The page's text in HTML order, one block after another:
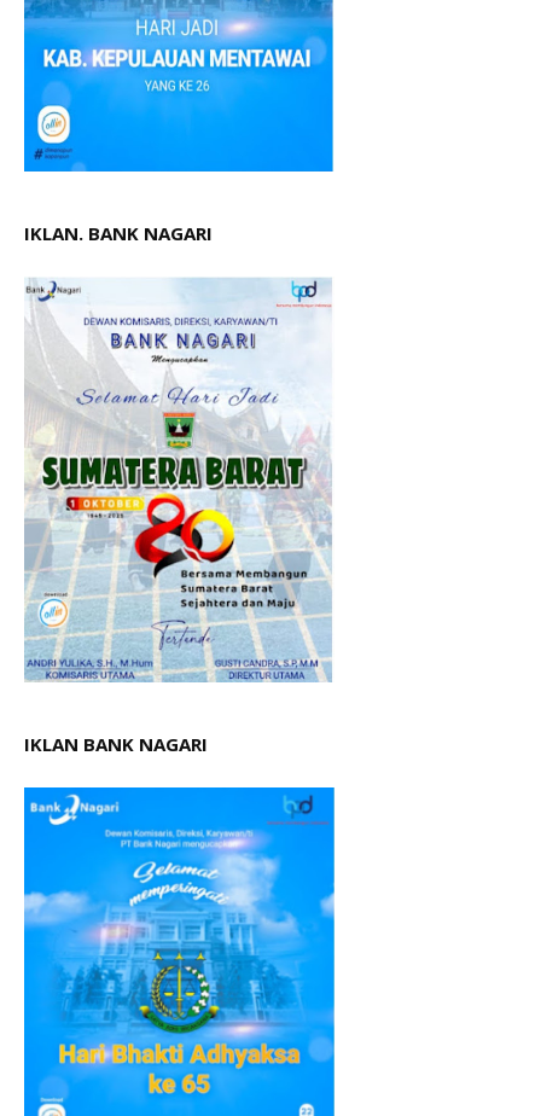
IKLAN. BANK NAGARI
IKLAN BANK NAGARI